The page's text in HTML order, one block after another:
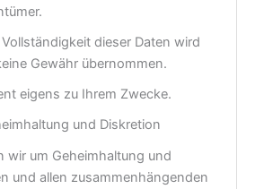
dieser Daten wird
Gewähr übernommen.
eigens zu Ihrem Zwecke.
und Diskretion
wir um Geheimhaltung und
und allen zusammenhängenden